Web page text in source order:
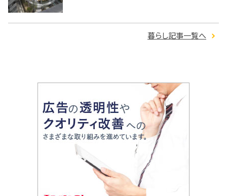
暮らし記事一覧へ